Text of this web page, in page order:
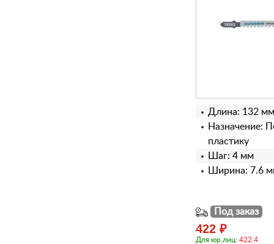
Длина: 132 мм
Назначение:
пластику
Шаг: 4 мм
Ширина: 7.6
Под заказ
422 ₽
Для юр.лиц: 422.4